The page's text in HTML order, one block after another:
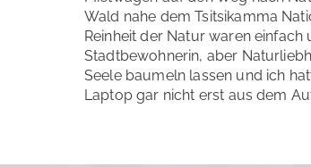
Wald nahe dem Tsitsikamma
Reinheit der Natur waren
Stadtbewohnerin, aber
Seele baumeln lassen und ich
Laptop gar nicht erst aus dem